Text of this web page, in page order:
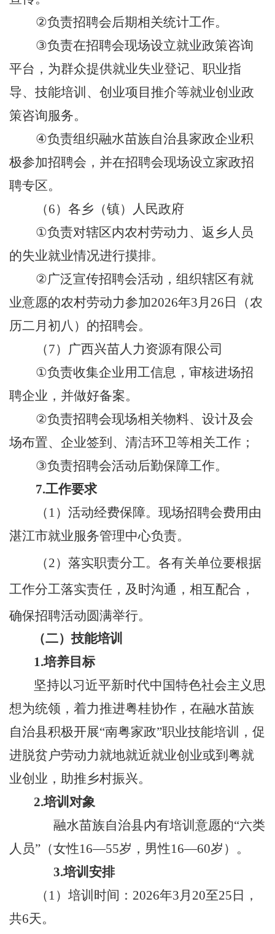
②负责招聘会后期相关统计工作。
③负责在招聘会现场设立就业政策咨询
平台，为群众提供就业失业登记、职业指
导、技能培训、创业项目推介等就业创业政
策咨询服务。
④负责组织融水苗族自治县家政企业积
极参加招聘会，并在招聘会现场设立家政招
聘专区。
（6）各乡（镇）人民政府
①负责对辖区内农村劳动力、返乡人员
的失业就业情况进行摸排。
②广泛宣传招聘会活动 ，组织辖区有就
业意愿的农村劳动力参加2026年3月 26 日（农
历二月初八 ） 的招聘会。
（7） 广西兴苗人力资源有限公司
①负责收集企业用工信息，审核进场招
聘企业，并做好备案。
②负责招聘会现场相关物料、设计及会
场布置、 企业签到、 清洁环卫等相关工作；
③负责招聘会活动后勤保障工作。
7.工作要求
（ 1） 活动经费保障。现场招聘会费用由
湛江市就业服务管理中心负责。
（2）落实职责分工。 各有关单位要根据
工作分工落实责任，及时沟通，相互配合，
确保招聘活动圆满举行。
（二）技能培训
1.培养目标
坚持以习近平新时代中国特色社会主义思
想为统领，着力推进粤桂协作，在融水苗族
自治县积极开展“南粤家政”职业技能培训，促
进脱贫户劳动力就地就近就业创业或到粤就
业创业，助推乡村振兴。
2.培训对象
融水苗族自治县内有培训意愿的“六类
人员”（女性16—55岁，男性16—60岁 ） 。
3.培训安排
（ 1） 培训时间： 2026年3月 20至25 日，
共6天。